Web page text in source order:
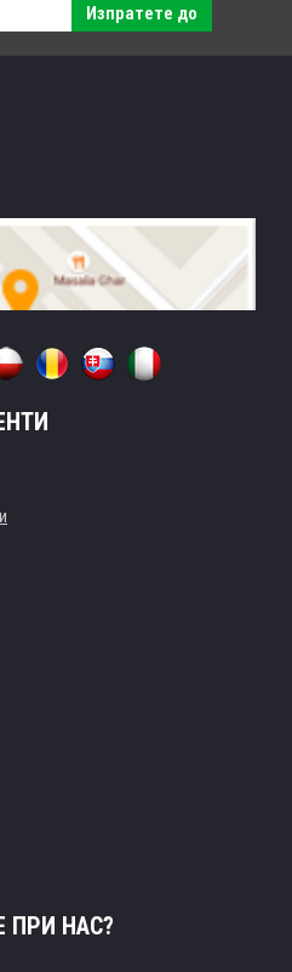
Изпратете до
ПРИ НАС?